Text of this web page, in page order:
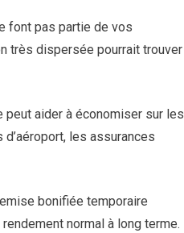
font pas partie de vos
très dispersée pourrait trouver
peut aider à économiser sur les
les assurances
bonifiée temporaire
normal à long terme.